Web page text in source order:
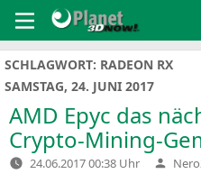
Inhalt
springen
SCHLAGWORT: RADEON RX
SAMSTAG, 24. JUNI 2017
AMD Epyc das
Crypto-Mining-
24.06.2017 00:38 Uhr
von